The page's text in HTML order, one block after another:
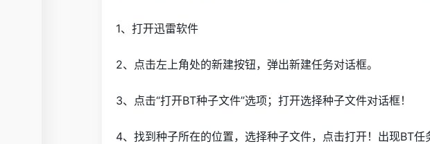
1、打开迅雷软件
2、点击左上角处的新建按钮，弹出新建任务对话框。
3、点击“打开BT种子文件”选项；打开选择种子文件对话框！
4、找到种子所在的位置，选择种子文件，点击打开！出现BT